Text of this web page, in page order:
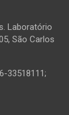
Laboratório
São Carlos
33518111;